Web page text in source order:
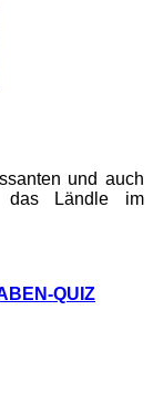
und auch
das Ländle im
QUIZ